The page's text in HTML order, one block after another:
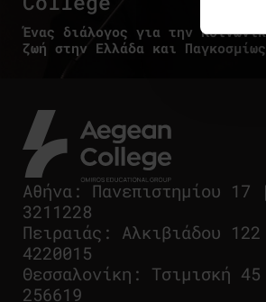
Ένας διάλογος για την
ζωή στην Ελλάδα και Παγκοσμίως
Αθήνα : Πανεπιστημίου 17
3211228
Πειραιάς : Αλκιβιάδου 122
4220015
Θεσσαλονίκη : Τσιμισκή 45
256619